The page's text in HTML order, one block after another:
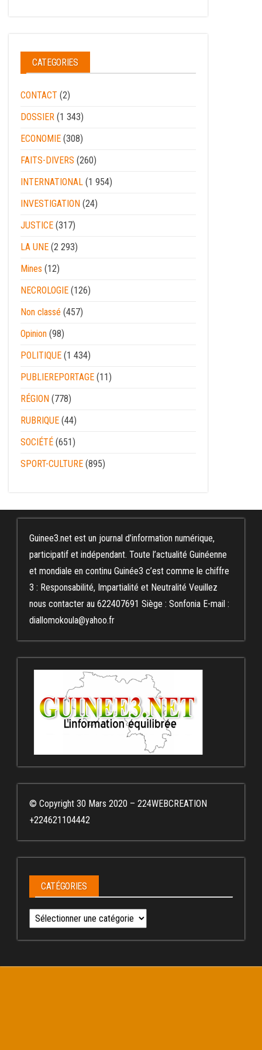
CATEGORIES
CONTACT (2)
DOSSIER (1 343)
ECONOMIE (308)
FAITS-DIVERS (260)
INTERNATIONAL (1 954)
INVESTIGATION (24)
JUSTICE (317)
LA UNE (2 293)
Mines (12)
NECROLOGIE (126)
Non classé (457)
Opinion (98)
POLITIQUE (1 434)
PUBLIEREPORTAGE (11)
RÉGION (778)
RUBRIQUE (44)
SOCIÉTÉ (651)
SPORT-CULTURE (895)
Guinee3.net est un journal d’information numérique,
participatif et indépendant. Toute l’actualité Guinéenne
et mondiale en continu Guinée3 c’est comme le chiffre
3 : Responsabilité, Impartialité et Neutralité Veuillez
nous contacter au 622407691 Siège : Sonfonia E-mail :
diallomokoula@yahoo.fr
© Copyright 30 Mars 2020 – 224WEBCREATION
+224621104442
CATÉGORIES
Catégories